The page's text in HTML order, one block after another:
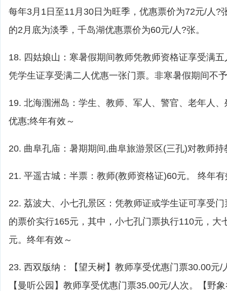
每年3月1日至11月30日为旺季，优惠票价为72元/人?
的2月底为淡季，千岛湖优惠票价为60元/人?张。
18. 四姑娘山：寒暑假期间教师凭教师资格证享受满
凭学生证享受满二人优惠一张门票。非寒暑假期间不
19. 北海涠洲岛：学生、教师、军人、警官、老年人
优惠;终年有效～
20. 曲阜孔庙：暑期期间,曲阜旅游景区(三孔)对教师
21. 平遥古城：半票：教师(教师资格证)60元。 终年有
22. 荔波大、小七孔景区：凭教师证或学生证可享受
的票价实行165元，其中，小七孔门票执行110元，大
元。终年有效～
23. 西双版纳：【望天树】教师享受优惠门票30.00元/
【曼听公园】教师享受优惠门票35.00元/人次。【野